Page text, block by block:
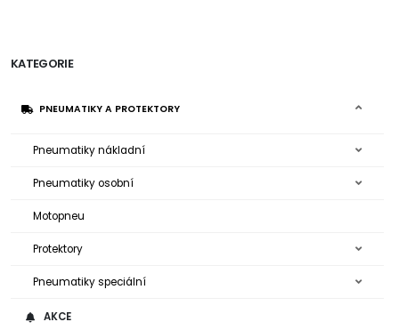
KATEGORIE
PNEUMATIKY A PROTEKTORY
Pneumatiky nákladní
Pneumatiky osobní
Motopneu
Protektory
Pneumatiky speciální
AKCE